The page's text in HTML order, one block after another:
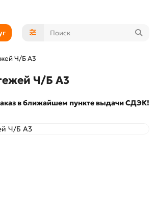
Ч/Б А3
Ч/Б А3
в ближайшем пункте выдачи СДЭК!